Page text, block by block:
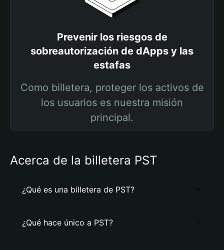
Prevenir los riesgos de
sobreautorización de dApps y las
estafas
Como billetera, proteger los activos de
los usuarios es nuestra misión
principal.
Acerca de la billetera PST
¿Qué es una billetera de PST?
¿Qué hace único a PST?